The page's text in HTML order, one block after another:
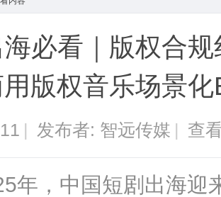
必看｜版权合
版权音乐场景
| 发布者: 智远传媒 | 查
年，中国短剧出海迎